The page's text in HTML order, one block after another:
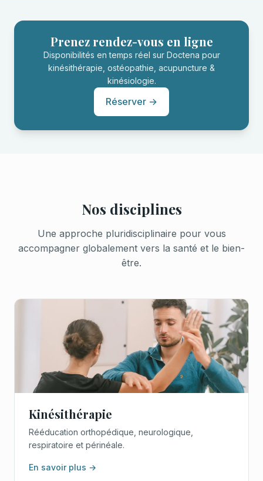
Prenez rendez-vous en ligne
Disponibilités en temps réel sur Doctena pour
kinésithérapie, ostéopathie, acupuncture &
kinésiologie.
Réserver →
Nos disciplines
Une approche pluridisciplinaire pour vous
accompagner globalement vers la santé et le bien-
être.
Kinésithérapie
Rééducation orthopédique, neurologique,
respiratoire et périnéale.
En savoir plus →